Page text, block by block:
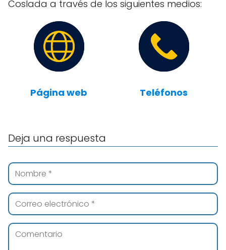
Coslada a través de los siguientes medios:
Página web Teléfonos
Deja una respuesta